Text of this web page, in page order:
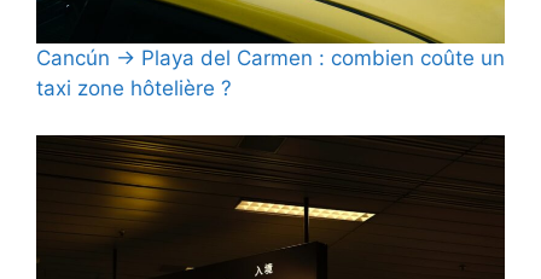
Cancún → Playa del Carmen : combien coûte un
taxi zone hôtelière ?